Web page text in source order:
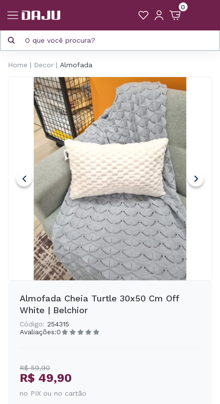
0
Home Decor Almofada
Almofada Cheia Turtle 30x50 Cm Off
White | Belchior
Código: 254315
Avaliações:0
R$ 59,90
R$ 49,90
no PIX ou no cartão